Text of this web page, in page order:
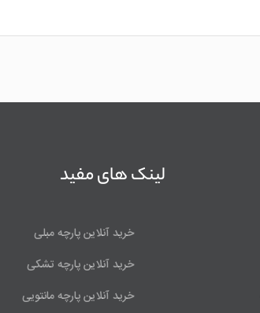
لینک های مفید
خرید آنلاین پارچه مبلی
خرید آنلاین پارچه تشکی
خرید آنلاین پارچه مانتویی